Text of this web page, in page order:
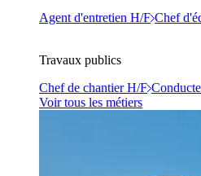
Agent d'entretien H/F Chef
Travaux publics
Chef de chantier H/F
Voir tous les métiers